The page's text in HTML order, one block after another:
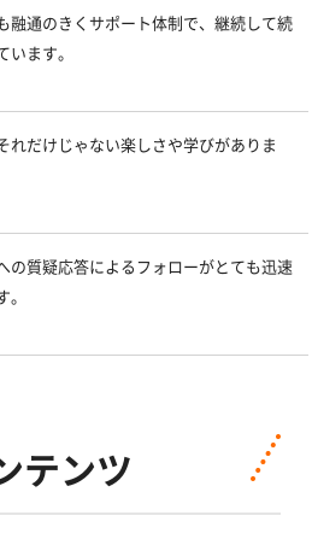
融通のきくサポート体制で、継続して続
います。
れだけじゃない楽しさや学びがありま
の質疑応答によるフォローがとても迅速
。
テンツ